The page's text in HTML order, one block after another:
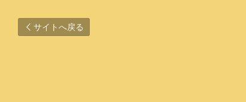
サイトへ戻る